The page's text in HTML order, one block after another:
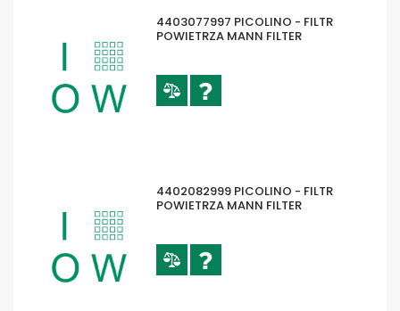
4403077997 PICOLINO - FILTR
POWIETRZA MANN FILTER
4402082999 PICOLINO - FILTR
POWIETRZA MANN FILTER